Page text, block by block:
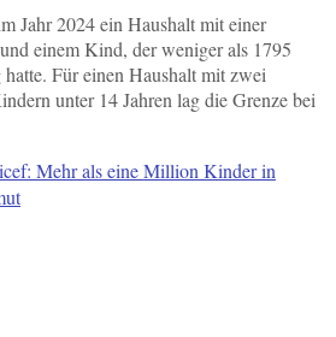
Jahr 2024 ein Haushalt mit einer
einem Kind, der weniger als 1795
Für einen Haushalt mit zwei
unter 14 Jahren lag die Grenze bei
Mehr als eine Million Kinder in